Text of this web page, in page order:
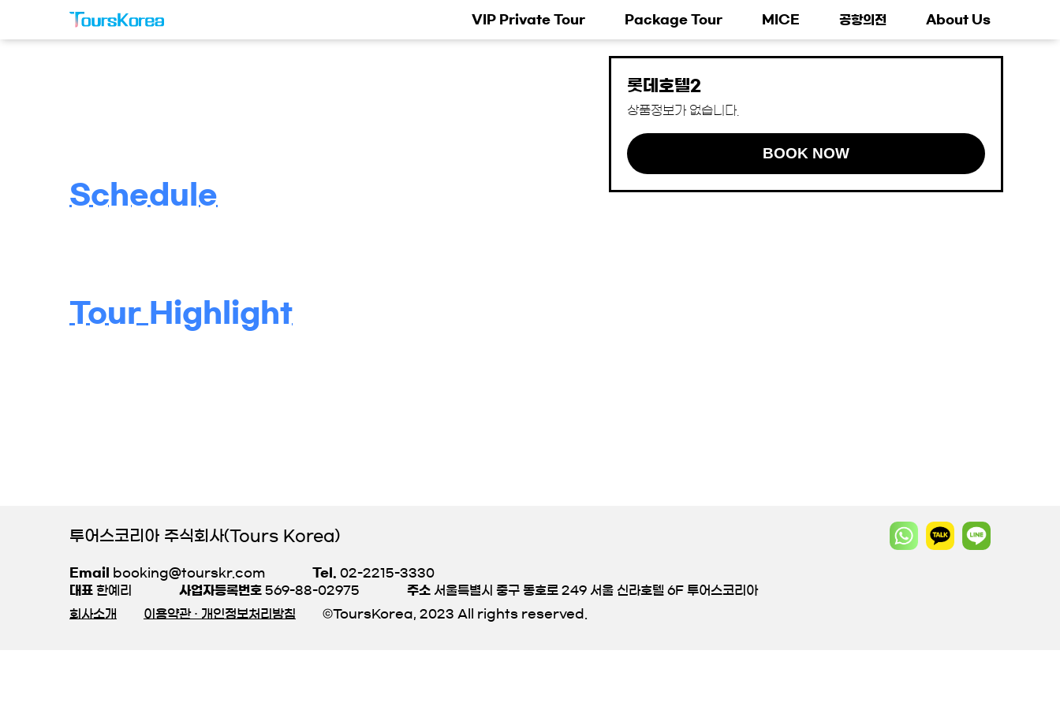
VIP Private Tour Package Tour MICE 공항의전 About Us
롯데호텔2
상품정보가 없습니다.
BOOK NOW
Schedule
Tour Highlight
투어스코리아 주식회사(Tours Korea)
Email booking@tourskr.com Tel.
02-2215-3330
대표 한예리 사업자등록번호 569-88-02975 주소 서울특별시 중구 동호로 249 서울 신라호텔 6F 투어스코리아
회사소개
이용약관 · 개인정보처리방침 ©ToursKorea, 2023 All rights reserved.